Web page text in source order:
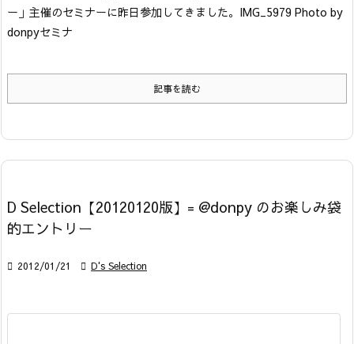
ー」主催のセミナーに昨日参加してきました。 IMG_5979 Photo by
donpyセミナ
記事を読む
D Selection【20120120版】= @donpy のお楽しみ袋
的エントリー
 2012/01/21  D's Selection